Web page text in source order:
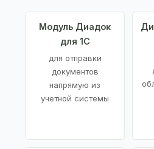
Модуль Диадок
для 1С
для отправки
документов
напрямую из
учетной системы